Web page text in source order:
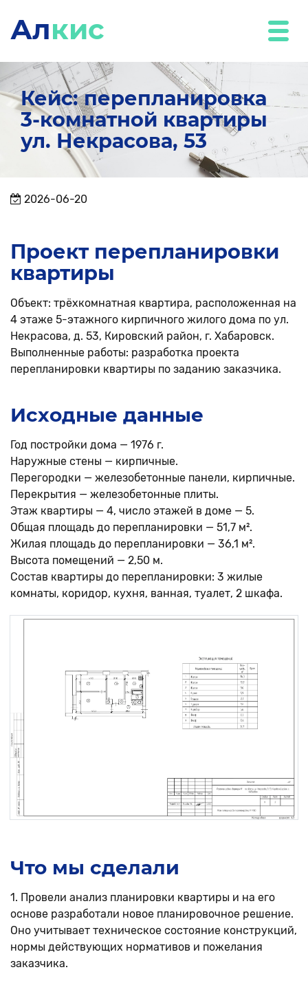
Алкис
Кейс: перепланировка
3-комнатной квартиры
ул. Некрасова, 53
2026-06-20
Проект перепланировки
квартиры
Объект: трёхкомнатная квартира, расположенная на
4 этаже 5-этажного кирпичного жилого дома по ул.
Некрасова, д. 53, Кировский район, г. Хабаровск.
Выполненные работы: разработка проекта
перепланировки квартиры по заданию заказчика.
Исходные данные
Год постройки дома — 1976 г.
Наружные стены — кирпичные.
Перегородки — железобетонные панели, кирпичные.
Перекрытия — железобетонные плиты.
Этаж квартиры — 4, число этажей в доме — 5.
Общая площадь до перепланировки — 51,7 м².
Жилая площадь до перепланировки — 36,1 м².
Высота помещений — 2,50 м.
Состав квартиры до перепланировки: 3 жилые
комнаты, коридор, кухня, ванная, туалет, 2 шкафа.
Что мы сделали
1. Провели анализ планировки квартиры и на его
основе разработали новое планировочное решение.
Оно учитывает техническое состояние конструкций,
нормы действующих нормативов и пожелания
заказчика.